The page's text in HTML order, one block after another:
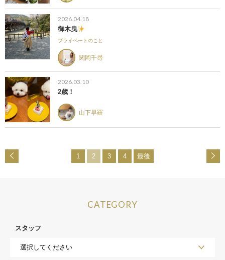
2026.04.18
御木曳
プライベートのこと
関岡千尋
2026.03.10
2歳！
山下早羅
1 2 3 4 最後
CATEGORY
スタッフ